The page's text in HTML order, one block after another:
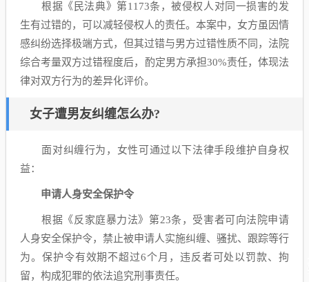
根据《民法典》第1173条，被侵权人对同一损害的发
生有过错的，可以减轻侵权人的责任。本案中，女方虽因情
感纠纷选择极端方式，但其过错与男方过错性质不同，法院
综合考量双方过错程度后，酌定男方承担30%责任，体现法
律对双方行为的差异化评价。
女子遭男友纠缠怎么办?
面对纠缠行为，女性可通过以下法律手段维护自身权
益：
申请人身安全保护令
根据《反家庭暴力法》第23条，受害者可向法院申请
人身安全保护令，禁止被申请人实施纠缠、骚扰、跟踪等行
为。保护令有效期不超过6个月，违反者可处以罚款、拘
留，构成犯罪的依法追究刑事责任。